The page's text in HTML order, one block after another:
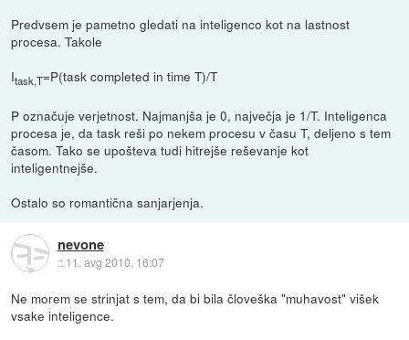
Predvsem je pametno gledati na inteligenco kot na lastnost
procesa. Takole
Itask,T=P(task completed in time T)/T
P označuje verjetnost. Najmanjša je 0, največja je 1/T. Inteligenca
procesa je, da task reši po nekem procesu v času T, deljeno s tem
časom. Tako se upošteva tudi hitrejše reševanje kot
inteligentnejše.
Ostalo so romantična sanjarjenja.
nevone
:: 11. avg 2010, 16:07
Ne morem se strinjat s tem, da bi bila človeška "muhavost" višek
vsake inteligence.